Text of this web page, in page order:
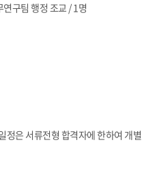
구팀 행정 조교 / 1명
정은 서류전형 합격자에 한하여 개별